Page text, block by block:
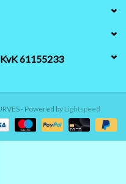
61155233
- Powered by Lightspeed